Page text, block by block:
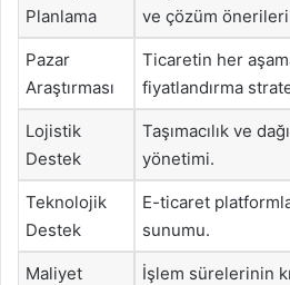
Planlama
ve çözüm
Pazar
Araştırması
Ticaretin her
fiyatlandırma
Lojistik
Destek
Taşımacılık ve
yönetimi.
Teknolojik
Destek
E-ticaret
sunumu.
Maliyet
İşlem sürelerinin